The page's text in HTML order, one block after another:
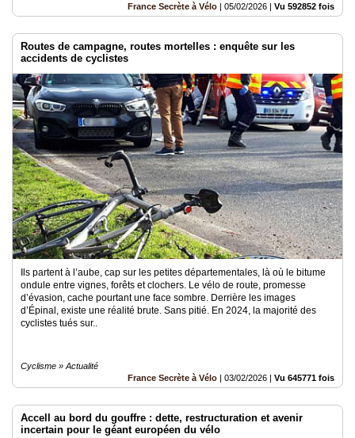
France Secrète à Vélo | 05/02/2026 | Vu 592852 fois
Routes de campagne, routes mortelles : enquête sur les
accidents de cyclistes
Ils partent à l’aube, cap sur les petites départementales, là où le bitume
ondule entre vignes, forêts et clochers. Le vélo de route, promesse
d’évasion, cache pourtant une face sombre. Derrière les images
d’Épinal, existe une réalité brute. Sans pitié. En 2024, la majorité des
cyclistes tués sur..
Cyclisme » Actualité
France Secrète à Vélo | 03/02/2026 | Vu 645771 fois
Accell au bord du gouffre : dette, restructuration et avenir
incertain pour le géant européen du vélo